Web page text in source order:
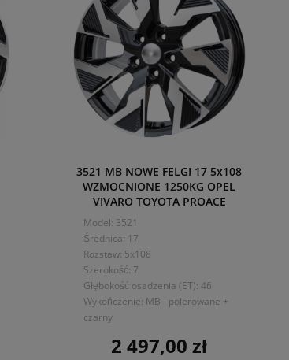
3521 MB NOWE FELGI 17 5x108
WZMOCNIONE 1250KG OPEL
VIVARO TOYOTA PROACE
Model: 3521
Średnica: 17
Rozstaw: 5x108
Szerokość: 7
Głębokość osadzenia (ET): 46
Wykończenie: MB - polerowane +
czarny
Cena
2 497,00 zł